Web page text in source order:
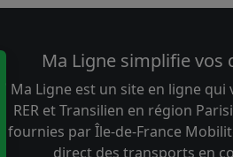
Ma Ligne simplifie
Ma Ligne est un site en ligne
RER et Transilien en région
fournies par Île-de-France
direct des transports en